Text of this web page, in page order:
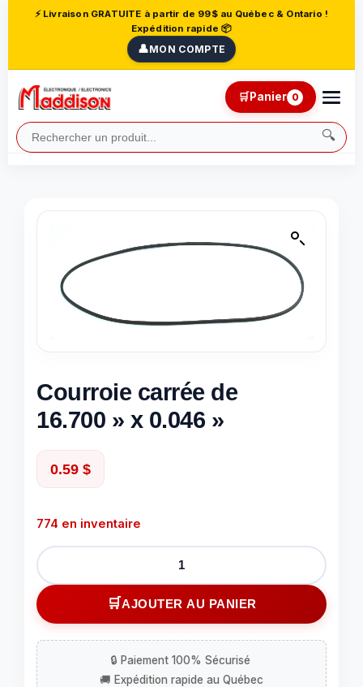
⚡ Livraison GRATUITE à partir de 99$ au Québec & Ontario !
Expédition rapide 📦
👤MON COMPTE
🔍
🛒Panier 0
Courroie carrée de
16.700 » x 0.046 »
0.59 $
774 en inventaire
quantité
de
Courroie
carrée
16.700''
x
AJOUTER AU PANIER